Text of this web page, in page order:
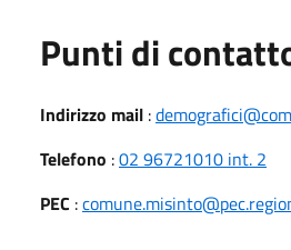
Punti di
Indirizzo mail :
Telefono :02 96721010 int. 2
PEC :